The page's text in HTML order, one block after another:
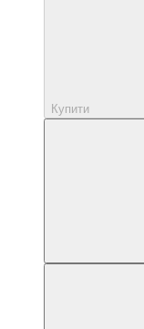
Купити